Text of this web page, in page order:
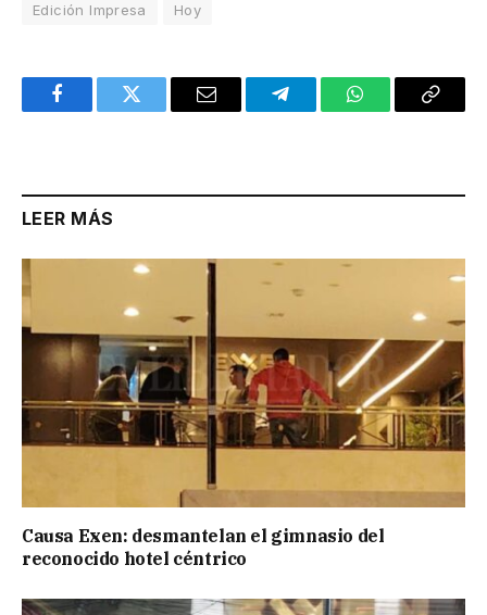
Edición Impresa Hoy
FacebookTwitter Email TelegramWhatsAppCopy
LEER MÁS
Causa Exen: desmantelan el gimnasio del
reconocido hotel céntrico